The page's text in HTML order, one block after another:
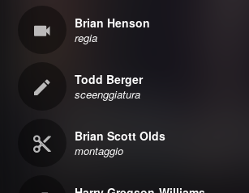
Brian Henson
regia
Todd Berger
sceenggiatura
Brian Scott Olds
montaggio